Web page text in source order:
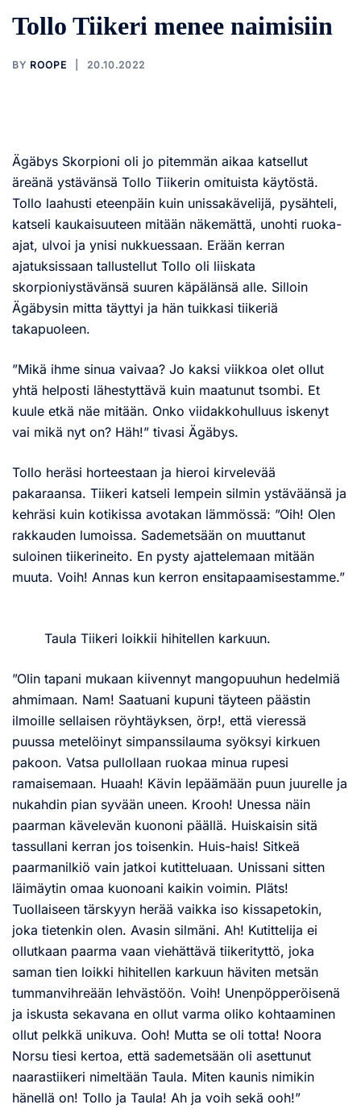
Tollo Tiikeri menee naimisiin
BY ROOPE 20.10.2022
Ägäbys Skorpioni oli jo pitemmän aikaa katsellut
äreänä ystävänsä Tollo Tiikerin omituista käytöstä.
Tollo laahusti eteenpäin kuin unissakävelijä, pysähteli,
katseli kaukaisuuteen mitään näkemättä, unohti ruoka-
ajat, ulvoi ja ynisi nukkuessaan. Erään kerran
ajatuksissaan tallustellut Tollo oli liiskata
skorpioniystävänsä suuren käpälänsä alle. Silloin
Ägäbysin mitta täyttyi ja hän tuikkasi tiikeriä
takapuoleen.
”Mikä ihme sinua vaivaa? Jo kaksi viikkoa olet ollut
yhtä helposti lähestyttävä kuin maatunut tsombi. Et
kuule etkä näe mitään. Onko viidakkohulluus iskenyt
vai mikä nyt on? Häh!” tivasi Ägäbys.
Tollo heräsi horteestaan ja hieroi kirvelevää
pakaraansa. Tiikeri katseli lempein silmin ystäväänsä ja
kehräsi kuin kotikissa avotakan lämmössä: ”Oih! Olen
rakkauden lumoissa. Sademetsään on muuttanut
suloinen tiikerineito. En pysty ajattelemaan mitään
muuta. Voih! Annas kun kerron ensitapaamisestamme.”
Taula Tiikeri loikkii hihitellen karkuun.
”Olin tapani mukaan kiivennyt mangopuuhun hedelmiä
ahmimaan. Nam! Saatuani kupuni täyteen päästin
ilmoille sellaisen röyhtäyksen, örp!, että vieressä
puussa metelöinyt simpanssilauma syöksyi kirkuen
pakoon. Vatsa pullollaan ruokaa minua rupesi
ramaisemaan. Huaah! Kävin lepäämään puun juurelle ja
nukahdin pian syvään uneen. Krooh! Unessa näin
paarman kävelevän kuononi päällä. Huiskaisin sitä
tassullani kerran jos toisenkin. Huis-hais! Sitkeä
paarmanilkiö vain jatkoi kutitteluaan. Unissani sitten
läimäytin omaa kuonoani kaikin voimin. Pläts!
Tuollaiseen tärskyyn herää vaikka iso kissapetokin,
joka tietenkin olen. Avasin silmäni. Ah! Kutittelija ei
ollutkaan paarma vaan viehättävä tiikerityttö, joka
saman tien loikki hihitellen karkuun häviten metsän
tummanvihreään lehvästöön. Voih! Unenpöpperöisenä
ja iskusta sekavana en ollut varma oliko kohtaaminen
ollut pelkkä unikuva. Ooh! Mutta se oli totta! Noora
Norsu tiesi kertoa, että sademetsään oli asettunut
naarastiikeri nimeltään Taula. Miten kaunis nimikin
hänellä on! Tollo ja Taula! Ah ja voih sekä ooh!”